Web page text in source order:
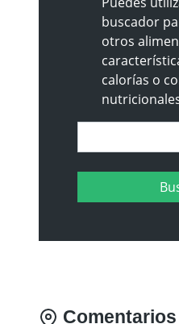
buscador
otros
calorías o